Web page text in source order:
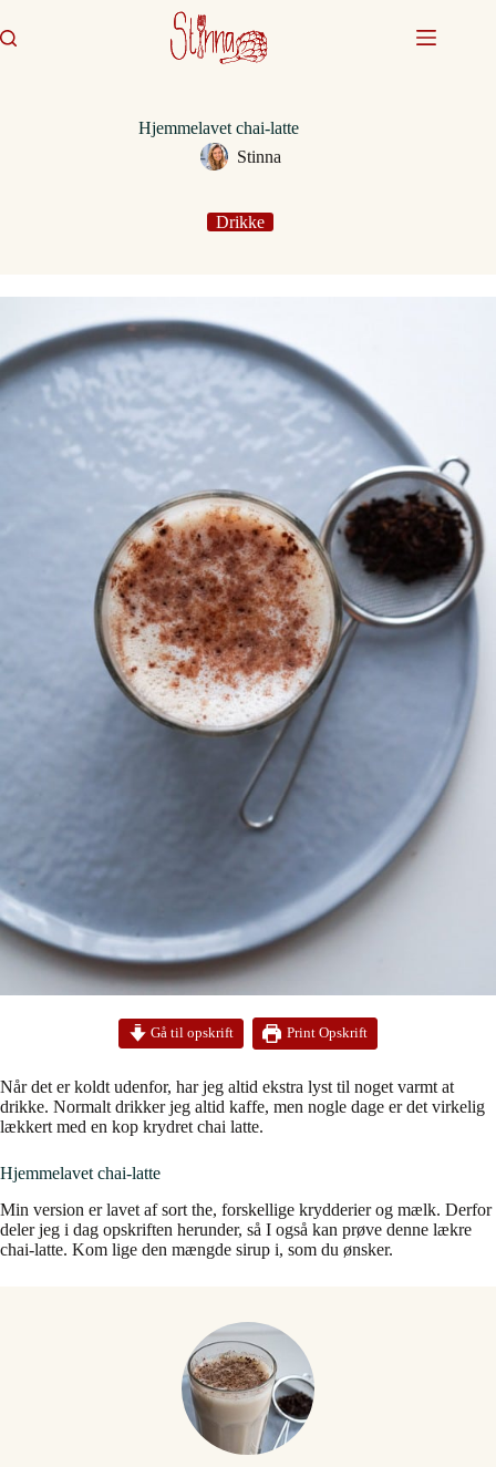
til
indhold
Hjemmelavet chai-latte
Stinna
Drikke
Gå til opskrift Print Opskrift
Når det er koldt udenfor, har jeg altid ekstra lyst til noget varmt at
drikke. Normalt drikker jeg altid kaffe, men nogle dage er det virkelig
lækkert med en kop krydret chai latte.
Hjemmelavet chai-latte
Min version er lavet af sort the, forskellige krydderier og mælk. Derfor
deler jeg i dag opskriften herunder, så I også kan prøve denne lækre
chai-latte. Kom lige den mængde sirup i, som du ønsker.